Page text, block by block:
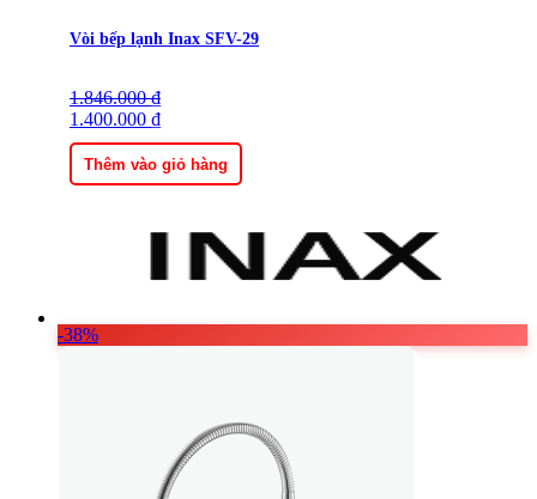
Vòi bếp lạnh Inax SFV-29
1.846.000₫
Giá
gốc
là:
1.846.000 ₫.
1.400.000 ₫
Giá
hiện
tại
là:
1.400.000 ₫.
Thêm vào giỏ hàng
-38%